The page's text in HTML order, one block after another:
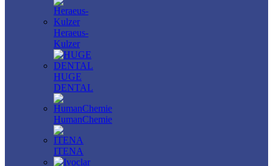
Heraeus-
Kulzer
HUGE
DENTAL
HumanChemie
ITENA